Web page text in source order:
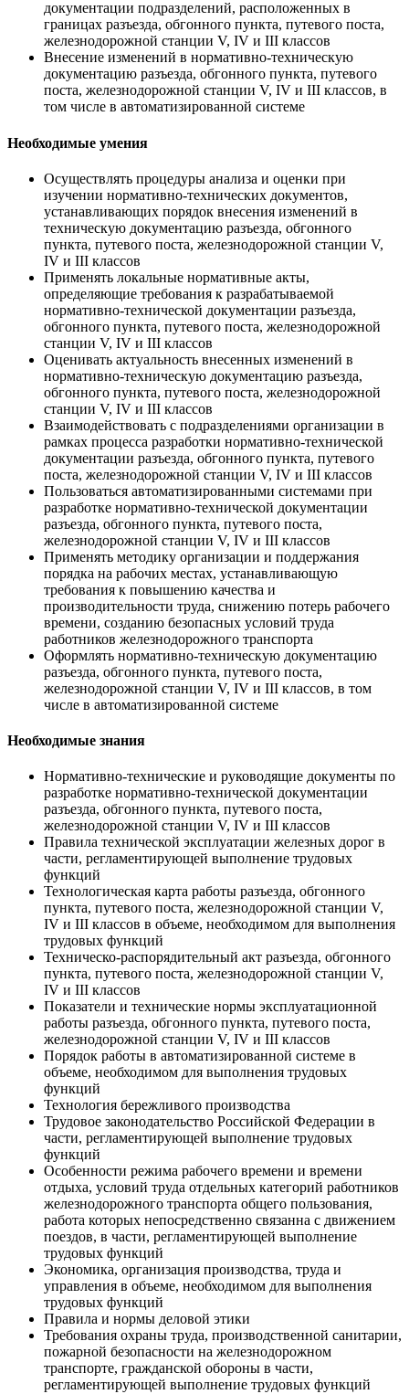
документации подразделений, расположенных в
границах разъезда, обгонного пункта, путевого поста,
железнодорожной станции V, IV и III классов
Внесение изменений в нормативно-техническую
документацию разъезда, обгонного пункта, путевого
поста, железнодорожной станции V, IV и III классов, в
том числе в автоматизированной системе
Необходимые умения
Осуществлять процедуры анализа и оценки при
изучении нормативно-технических документов,
устанавливающих порядок внесения изменений в
техническую документацию разъезда, обгонного
пункта, путевого поста, железнодорожной станции V,
IV и III классов
Применять локальные нормативные акты,
определяющие требования к разрабатываемой
нормативно-технической документации разъезда,
обгонного пункта, путевого поста, железнодорожной
станции V, IV и III классов
Оценивать актуальность внесенных изменений в
нормативно-техническую документацию разъезда,
обгонного пункта, путевого поста, железнодорожной
станции V, IV и III классов
Взаимодействовать с подразделениями организации в
рамках процесса разработки нормативно-технической
документации разъезда, обгонного пункта, путевого
поста, железнодорожной станции V, IV и III классов
Пользоваться автоматизированными системами при
разработке нормативно-технической документации
разъезда, обгонного пункта, путевого поста,
железнодорожной станции V, IV и III классов
Применять методику организации и поддержания
порядка на рабочих местах, устанавливающую
требования к повышению качества и
производительности труда, снижению потерь рабочего
времени, созданию безопасных условий труда
работников железнодорожного транспорта
Оформлять нормативно-техническую документацию
разъезда, обгонного пункта, путевого поста,
железнодорожной станции V, IV и III классов, в том
числе в автоматизированной системе
Необходимые знания
Нормативно-технические и руководящие документы по
разработке нормативно-технической документации
разъезда, обгонного пункта, путевого поста,
железнодорожной станции V, IV и III классов
Правила технической эксплуатации железных дорог в
части, регламентирующей выполнение трудовых
функций
Технологическая карта работы разъезда, обгонного
пункта, путевого поста, железнодорожной станции V,
IV и III классов в объеме, необходимом для выполнения
трудовых функций
Техническо-распорядительный акт разъезда, обгонного
пункта, путевого поста, железнодорожной станции V,
IV и III классов
Показатели и технические нормы эксплуатационной
работы разъезда, обгонного пункта, путевого поста,
железнодорожной станции V, IV и III классов
Порядок работы в автоматизированной системе в
объеме, необходимом для выполнения трудовых
функций
Технология бережливого производства
Трудовое законодательство Российской Федерации в
части, регламентирующей выполнение трудовых
функций
Особенности режима рабочего времени и времени
отдыха, условий труда отдельных категорий работников
железнодорожного транспорта общего пользования,
работа которых непосредственно связанна с движением
поездов, в части, регламентирующей выполнение
трудовых функций
Экономика, организация производства, труда и
управления в объеме, необходимом для выполнения
трудовых функций
Правила и нормы деловой этики
Требования охраны труда, производственной санитарии,
пожарной безопасности на железнодорожном
транспорте, гражданской обороны в части,
регламентирующей выполнение трудовых функций